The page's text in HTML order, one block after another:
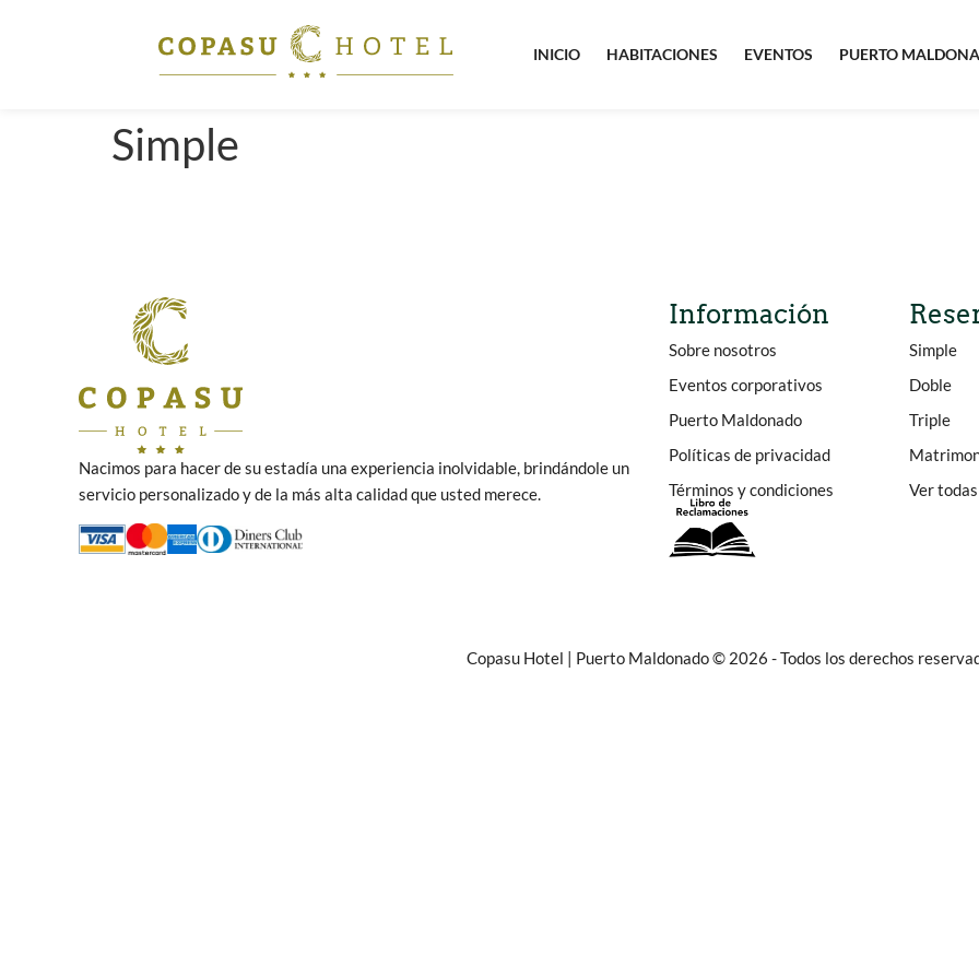
INICIO HABITACIONES EVENTOS PUERTO
Simple
Nacimos para hacer de su estadía una experiencia inolvidable, brindándole un
servicio personalizado y de la más alta calidad que usted merece.
Información
Sobre nosotros
Eventos corporativos
Puerto Maldonado
Políticas de privacidad
Términos y condiciones
Simple
Doble
Triple
Ver todas
Copasu Hotel | Puerto Maldonado © 2026 - Todos los derechos